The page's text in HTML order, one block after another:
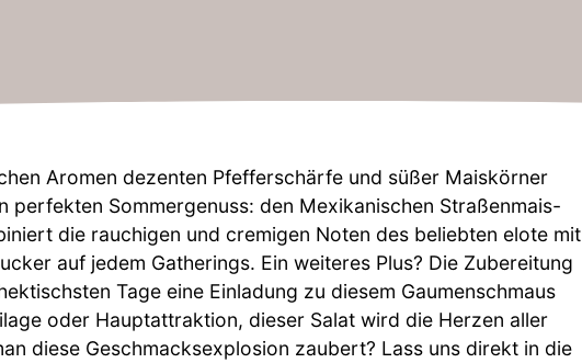
Aromen dezenten Pfefferschärfe und süßer Maiskörner
perfekten Sommergenuss: den Mexikanischen Straßenmais-
die rauchigen und cremigen Noten des beliebten elote mit
auf jedem Gatherings. Ein weiteres Plus? Die Zubereitung
Tage eine Einladung zu diesem Gaumenschmaus
oder Hauptattraktion, dieser Salat wird die Herzen aller
diese Geschmacksexplosion zaubert? Lass uns direkt in die